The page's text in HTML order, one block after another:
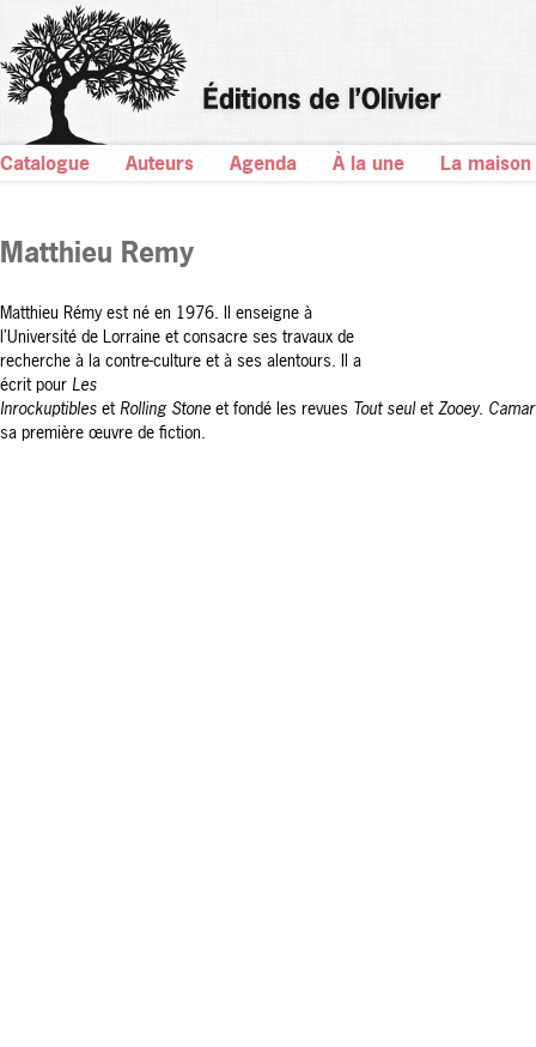
Catalogue Auteurs Agenda À la une La maison
Matthieu Remy
Matthieu Rémy est né en 1976. Il enseigne à
l’Université de Lorraine et consacre ses travaux de
recherche à la contre-culture et à ses alentours. Il a
écrit pour Les
Inrockuptibles et Rolling Stone et fondé les revues Tout seuletZooey.
sa première œuvre de fiction.